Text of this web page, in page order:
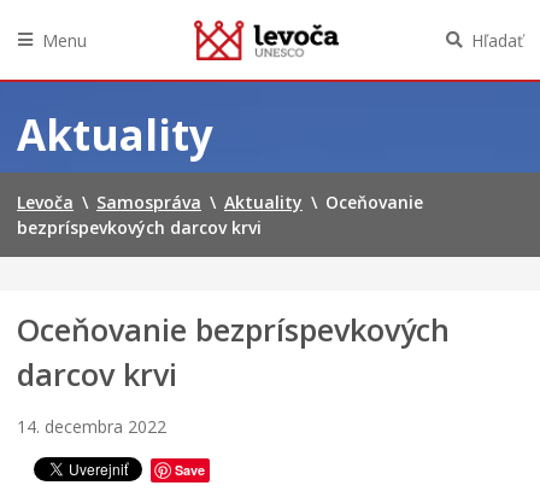
obsah
Menu Hľadať
Aktuality
Levoča \ Samospráva \ Aktuality \ Oceňovanie
bezpríspevkových darcov krvi
Oceňovanie bezpríspevkových
darcov krvi
14. decembra 2022
Save
n
k
e
s
i
v
a
f
l
o
e